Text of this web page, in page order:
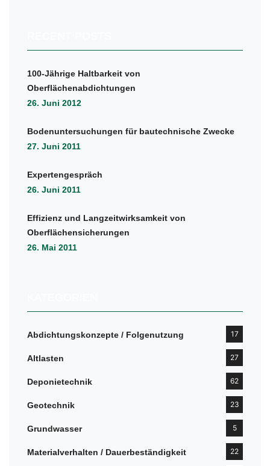
100-Jährige Haltbarkeit von
Oberflächenabdichtungen
26. Juni 2012
Bodenuntersuchungen für bautechnische Zwecke
27. Juni 2011
Expertengespräch
26. Juni 2011
Effizienz und Langzeitwirksamkeit von
Oberflächensicherungen
26. Mai 2011
Abdichtungskonzepte / Folgenutzung 17
Altlasten 27
Deponietechnik 62
Geotechnik 23
Grundwasser 5
Materialverhalten / Dauerbeständigkeit 22